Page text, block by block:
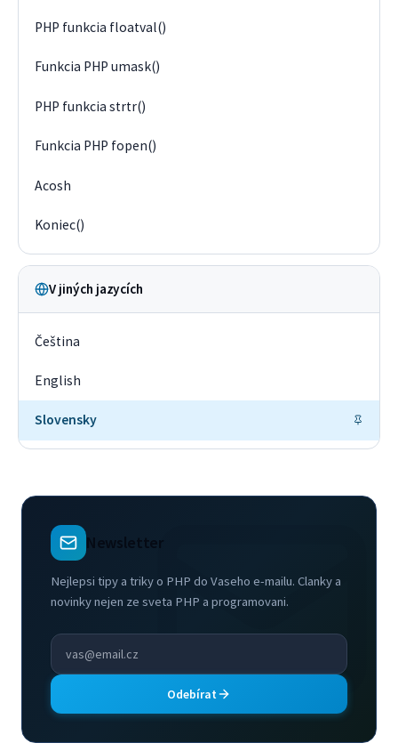
PHP funkcia floatval()
Funkcia PHP umask()
PHP funkcia strtr()
Funkcia PHP fopen()
Acosh
Koniec()
V jiných jazycích
Čeština
English
Slovensky
Newsletter
Nejlepsi tipy a triky o PHP do Vaseho e-mailu. Clanky a
novinky nejen ze sveta PHP a programovani.
Odebírat